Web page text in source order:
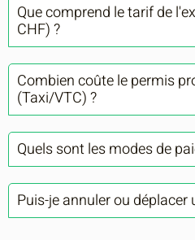
Que comprend le tarif de
CHF) ?
Combien coûte le permis
(Taxi/VTC) ?
Quels sont les modes de
Puis-je annuler ou déplacer